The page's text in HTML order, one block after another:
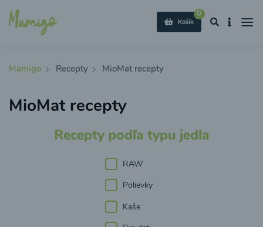
0
Košík
Mamigo Recepty MioMat recepty
MioMat recepty
Recepty podľa typu jedla
RAW
Polievky
Kaše